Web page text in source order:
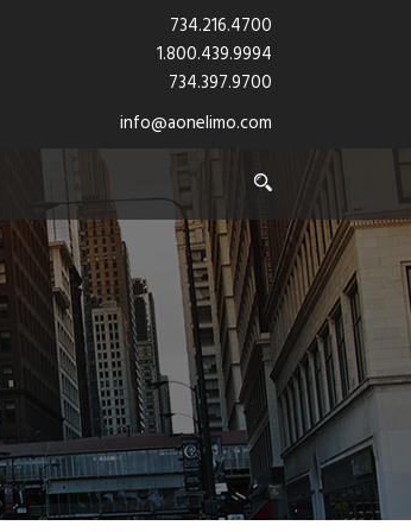
734.216.4700
1.800.439.9994
734.397.9700
info@aonelimo.com